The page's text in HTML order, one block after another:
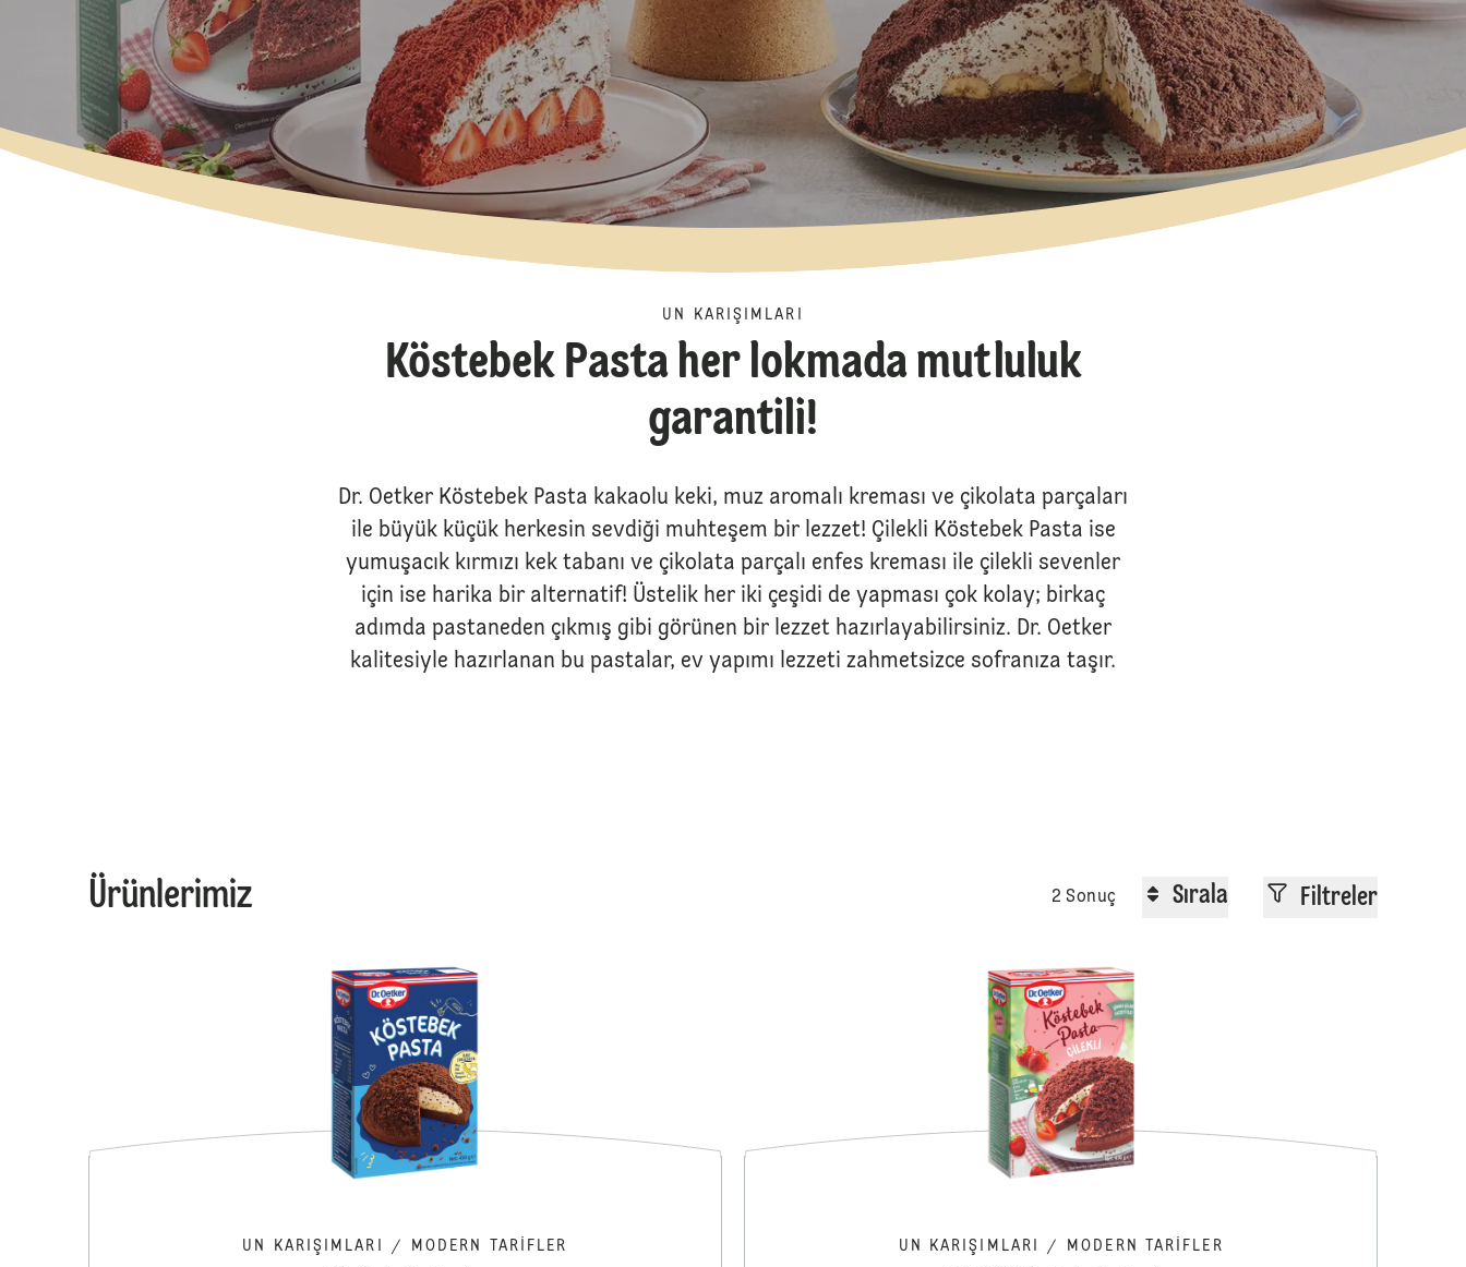
UN KARIŞIMLARI
Köstebek Pasta her lokmada mutluluk
garantili!
Dr. Oetker Köstebek Pasta kakaolu keki, muz aromalı kreması ve çikolata parçaları
ile büyük küçük herkesin sevdiği muhteşem bir lezzet! Çilekli Köstebek Pasta ise
yumuşacık kırmızı kek tabanı ve çikolata parçalı enfes kreması ile çilekli sevenler
için ise harika bir alternatif! Üstelik her iki çeşidi de yapması çok kolay; birkaç
adımda pastaneden çıkmış gibi görünen bir lezzet hazırlayabilirsiniz. Dr. Oetker
kalitesiyle hazırlanan bu pastalar, ev yapımı lezzeti zahmetsizce sofranıza taşır.
Ürünlerimiz 2 Sonuç Sırala Filtreler
UN KARIŞIMLARI / MODERN TARIFLER UN KARIŞIMLARI / MODERN TARIFLER